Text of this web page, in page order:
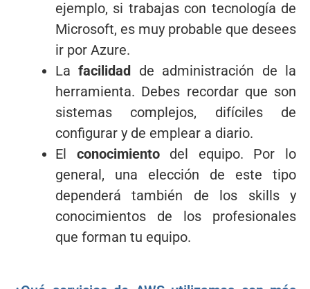
ejemplo, si trabajas con tecnología de
Microsoft, es muy probable que desees
ir por Azure.
Lafacilidad de administración de la
herramienta. Debes recordar que son
sistemas complejos, difíciles de
configurar y de emplear a diario.
El conocimiento del equipo. Por lo
general, una elección de este tipo
dependerá también de los skills y
conocimientos de los profesionales
que forman tu equipo.